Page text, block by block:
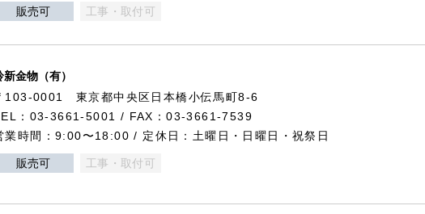
販売可 工事・取付可
新金物（有）
103-0001 東京都中央区日本橋小伝馬町8-6
：03-3661-5001 / FAX：03-3661-7539
業時間：9:00〜18:00 / 定休日：土曜日・日曜日・祝祭日
販売可 工事・取付可